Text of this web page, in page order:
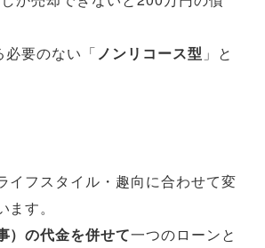
要のない「 ノンリコース型 」と
イフスタイル・趣向に合わせて変
す。
）の代金を併せて一つのローンと